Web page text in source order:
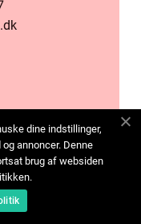
dine indstillinger,
annoncer. Denne
brug af websiden